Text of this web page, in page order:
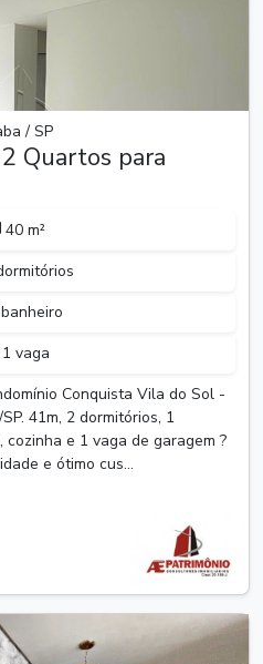
/ SP
Quartos para
40 m²
vaga
Conquista Vila do Sol -
41m, 2 dormitórios, 1
e 1 vaga de garagem ?
e ótimo cus...